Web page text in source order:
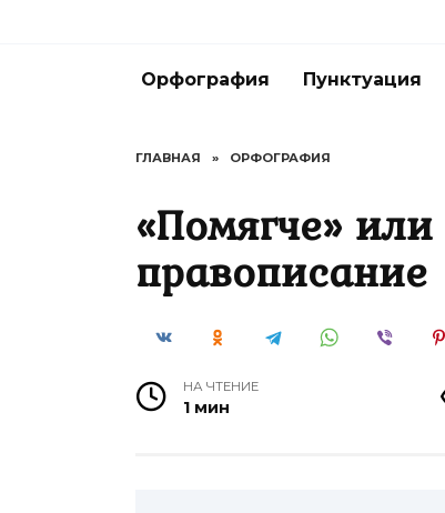
Орфография Пунктуация
ГЛАВНАЯ » ОРФОГРАФИЯ
«Помягче»
правописание
НА ЧТЕНИЕ
1 мин